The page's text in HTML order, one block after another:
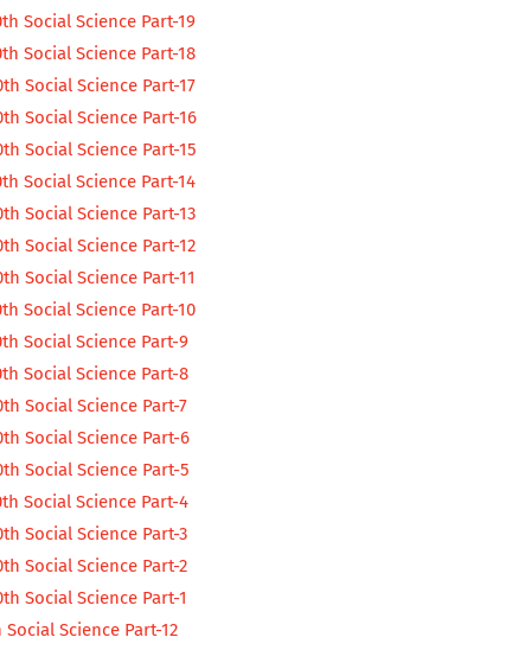
Social Science Part-19
Social Science Part-18
Social Science Part-17
Social Science Part-16
Social Science Part-15
Social Science Part-14
Social Science Part-13
Social Science Part-12
Social Science Part-11
Social Science Part-10
Social Science Part-9
Social Science Part-8
Social Science Part-7
Social Science Part-6
Social Science Part-5
Social Science Part-4
Social Science Part-3
Social Science Part-2
Social Science Part-1
Science Part-12